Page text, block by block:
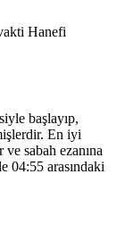
Hanefi
başlayıp,
En iyi
sabah ezanına
04:55 arasındaki